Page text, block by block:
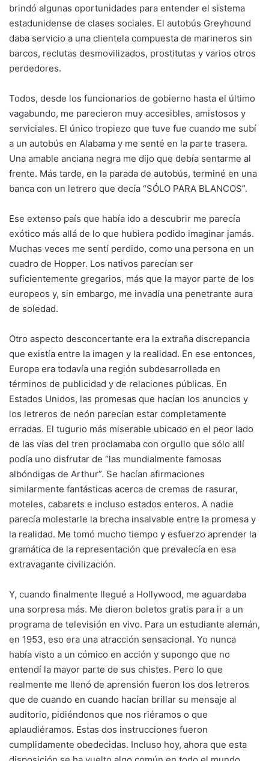
brindó algunas oportunidades para entender el sistema
estadunidense de clases sociales. El autobús Greyhound
daba servicio a una clientela compuesta de marineros sin
barcos, reclutas desmovilizados, prostitutas y varios otros
perdedores.
Todos, desde los funcionarios de gobierno hasta el último
vagabundo, me parecieron muy accesibles, amistosos y
serviciales. El único tropiezo que tuve fue cuando me subí
a un autobús en Alabama y me senté en la parte trasera.
Una amable anciana negra me dijo que debía sentarme al
frente. Más tarde, en la parada de autobús, terminé en una
banca con un letrero que decía “SÓLO PARA BLANCOS”.
Ese extenso país que había ido a descubrir me parecía
exótico más allá de lo que hubiera podido imaginar jamás.
Muchas veces me sentí perdido, como una persona en un
cuadro de Hopper. Los nativos parecían ser
suficientemente gregarios, más que la mayor parte de los
europeos y, sin embargo, me invadía una penetrante aura
de soledad.
Otro aspecto desconcertante era la extraña discrepancia
que existía entre la imagen y la realidad. En ese entonces,
Europa era todavía una región subdesarrollada en
términos de publicidad y de relaciones públicas. En
Estados Unidos, las promesas que hacían los anuncios y
los letreros de neón parecían estar completamente
erradas. El tugurio más miserable ubicado en el peor lado
de las vías del tren proclamaba con orgullo que sólo allí
podía uno disfrutar de “las mundialmente famosas
albóndigas de Arthur”. Se hacían afirmaciones
similarmente fantásticas acerca de cremas de rasurar,
moteles, cabarets e incluso estados enteros. A nadie
parecía molestarle la brecha insalvable entre la promesa y
la realidad. Me tomó mucho tiempo y esfuerzo aprender la
gramática de la representación que prevalecía en esa
extravagante civilización.
Y, cuando finalmente llegué a Hollywood, me aguardaba
una sorpresa más. Me dieron boletos gratis para ir a un
programa de televisión en vivo. Para un estudiante alemán,
en 1953, eso era una atracción sensacional. Yo nunca
había visto a un cómico en acción y supongo que no
entendí la mayor parte de sus chistes. Pero lo que
realmente me llenó de aprensión fueron los dos letreros
que de cuando en cuando hacían brillar su mensaje al
auditorio, pidiéndonos que nos riéramos o que
aplaudiéramos. Estas dos instrucciones fueron
cumplidamente obedecidas. Incluso hoy, ahora que esta